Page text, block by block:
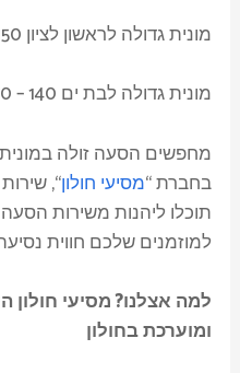
מונית גדולה לראשון לציון 150 – 160 ש״ח
מונית גדולה לבת ים 140 – 180 ש״ח
מחפשים הסעה זולה במונית
בחברת “מסיעי חולון“,
תוכלו ליהנות משירות הסעה
למוזמנים שלכם חווית
למה אצלנו? מסיעי
ומוערכת בחולון